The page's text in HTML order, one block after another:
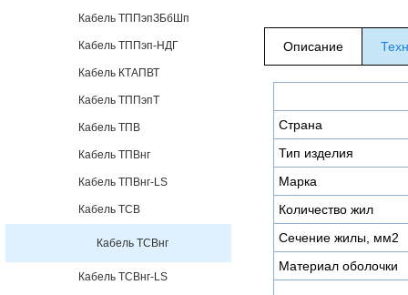
Кабель ТППэпЗБбШп
Кабель ТППэп-НДГ
Кабель КТАПВТ
Кабель ТППэпТ
Кабель ТПВ
Кабель ТПВнг
Кабель ТПВнг-LS
Кабель ТСВ
Кабель ТСВнг
Кабель ТСВнг-LS
Описание
Страна
Тип изделия
Марка
Количество жил
Сечение жилы, мм2
Материал оболочки